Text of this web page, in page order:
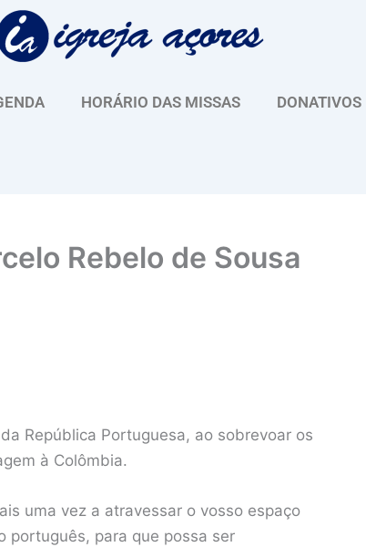
HORÁRIO DAS MISSAS DONATIVOS
Rebelo de Sousa
República Portuguesa, ao sobrevoar os
à Colômbia.
uma vez a atravessar o vosso espaço
português, para que possa ser